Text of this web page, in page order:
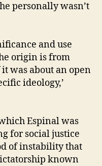
personally wasn’t
and use
origin is from
was about an open
ideology,’
Espinal was
for social justice
of instability that
known